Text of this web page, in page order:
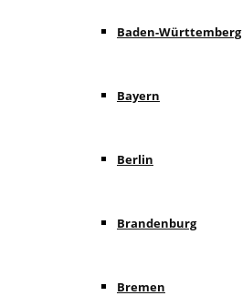
Baden-Württemberg
Bayern
Berlin
Brandenburg
Bremen